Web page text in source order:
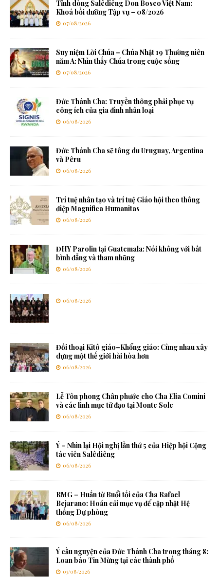
Tỉnh dòng Salêdiêng Don Bosco Việt Nam:
Khoá bồi dưỡng Tập vụ – 08/2026
07/08/2026
Suy niệm Lời Chúa – Chúa Nhật 19 Thường niên
năm A: Nhìn thấy Chúa trong cuộc sống
07/08/2026
Đức Thánh Cha: Truyền thông phải phục vụ
công ích của gia đình nhân loại
06/08/2026
Đức Thánh Cha sẽ tông du Uruguay, Argentina
và Pêru
06/08/2026
Trí tuệ nhân tạo và trí tuệ Giáo hội theo thông
điệp Magnifica Humanitas
06/08/2026
ĐHY Parolin tại Guatemala: Nói không với bất
bình đẳng và tham nhũng
06/08/2026
06/08/2026
Đối thoại Kitô giáo–Khổng giáo: Cùng nhau xây
dựng một thế giới hài hòa hơn
06/08/2026
Lễ Tôn phong Chân phước cho Cha Elia Comini
và các linh mục tử đạo tại Monte Sole
06/08/2026
Ý – Nhìn lại Hội nghị lần thứ 5 của Hiệp hội Cộng
tác viên Salêdiêng
06/08/2026
RMG – Huấn từ Buổi tối của Cha Rafael
Bejarano: Hoán cải mục vụ để cập nhật Hệ
thống Dự phòng
06/08/2026
Ý cầu nguyện của Đức Thánh Cha trong tháng 8:
Loan báo Tin Mừng tại các thành phố
03/08/2026